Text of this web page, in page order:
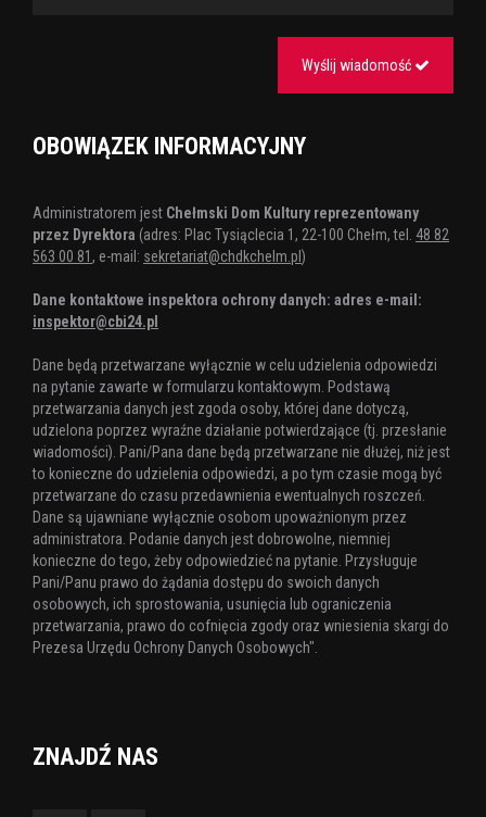
Wyślij wiadomość
OBOWIĄZEK INFORMACYJNY
Administratorem jest Chełmski Dom Kultury reprezentowany
przez Dyrektora (adres: Plac Tysiąclecia 1, 22-100 Chełm, tel. 48 82
563 00 81 , e-mail: sekretariat@chdkchelm.pl )
Dane kontaktowe inspektora ochrony danych: adres e-mail:
inspektor@cbi24.pl
Dane będą przetwarzane wyłącznie w celu udzielenia odpowiedzi
na pytanie zawarte w formularzu kontaktowym. Podstawą
przetwarzania danych jest zgoda osoby, której dane dotyczą,
udzielona poprzez wyraźne działanie potwierdzające (tj. przesłanie
wiadomości). Pani/Pana dane będą przetwarzane nie dłużej, niż jest
to konieczne do udzielenia odpowiedzi, a po tym czasie mogą być
przetwarzane do czasu przedawnienia ewentualnych roszczeń.
Dane są ujawniane wyłącznie osobom upoważnionym przez
administratora. Podanie danych jest dobrowolne, niemniej
konieczne do tego, żeby odpowiedzieć na pytanie. Przysługuje
Pani/Panu prawo do żądania dostępu do swoich danych
osobowych, ich sprostowania, usunięcia lub ograniczenia
przetwarzania, prawo do cofnięcia zgody oraz wniesienia skargi do
Prezesa Urzędu Ochrony Danych Osobowych".
ZNAJDŹ NAS